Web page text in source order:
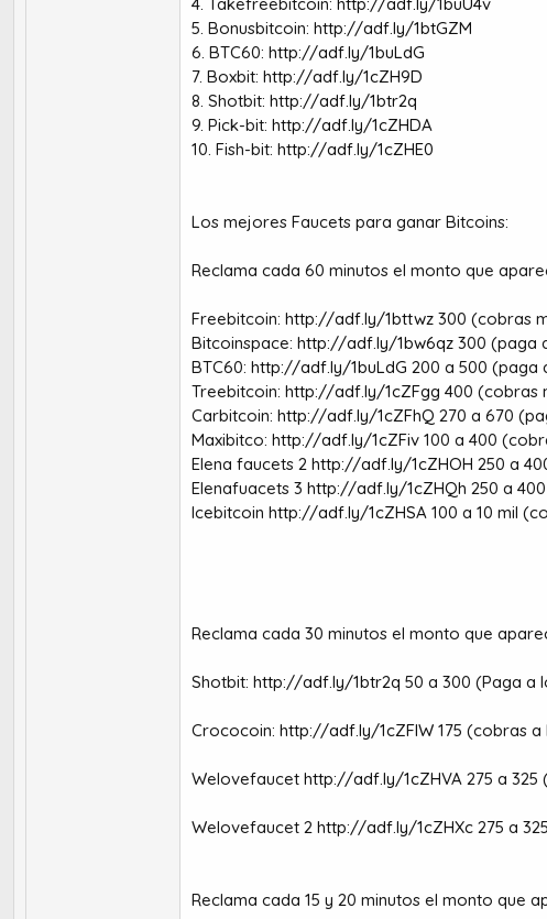
5. Bonusbitcoin: http://adf.ly/1btGZM
6. BTC60: http://adf.ly/1buLdG
7. Boxbit: http://adf.ly/1cZH9D
8. Shotbit: http://adf.ly/1btr2q
9. Pick-bit: http://adf.ly/1cZHDA
10. Fish-bit: http://adf.ly/1cZHE0
Los mejores Faucets para ganar Bitcoins:
Reclama cada 60 minutos el monto que
Freebitcoin: http://adf.ly/1bttwz 300 (cobras
Bitcoinspace: http://adf.ly/1bw6qz 300 (paga
BTC60: http://adf.ly/1buLdG 200 a 500 (paga
Treebitcoin: http://adf.ly/1cZFgg 400 (cobras
Carbitcoin: http://adf.ly/1cZFhQ 270 a 670
Maxibitco: http://adf.ly/1cZFiv 100 a 400
Elena faucets 2 http://adf.ly/1cZHOH 250 a
Elenafuacets 3 http://adf.ly/1cZHQh 250 a
Icebitcoin http://adf.ly/1cZHSA 100 a 10 mil
Reclama cada 30 minutos el monto que
Shotbit: http://adf.ly/1btr2q 50 a 300 (Paga a
Crococoin: http://adf.ly/1cZFlW 175 (cobras a
Welovefaucet http://adf.ly/1cZHVA 275 a 325
Welovefaucet 2 http://adf.ly/1cZHXc 275 a
Reclama cada 15 y 20 minutos el monto que